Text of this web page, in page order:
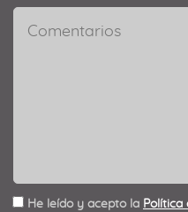
He leído y acepto la Política